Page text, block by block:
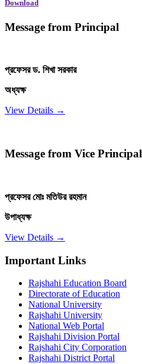
Download
Message from Principal
প্রফেসর ড. শিখা সরকার
অধ্যক্ষ
View Details →
Message from Vice Principal
প্রফেসর মোঃ মতিউর রহমান
উপাধ্যক্ষ
View Details →
Important Links
Rajshahi Education Board
Directorate of Education
National University
Rajshahi University
National Web Portal
Rajshahi Division Portal
Rajshahi City Corporation
Rajshahi District Portal